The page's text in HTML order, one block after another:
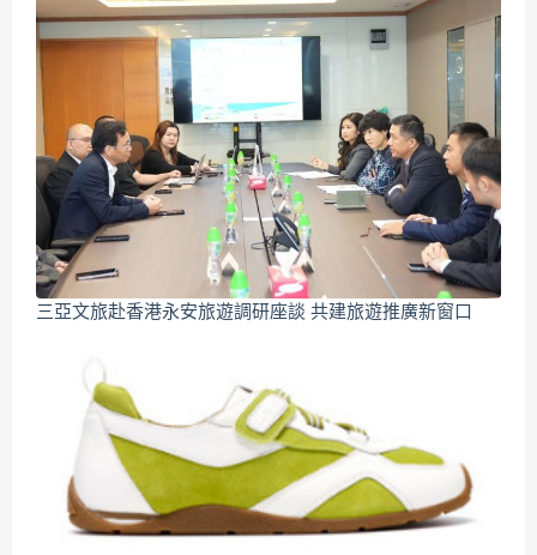
三亞文旅赴香港永安旅遊調研座談 共建旅遊推廣新窗口